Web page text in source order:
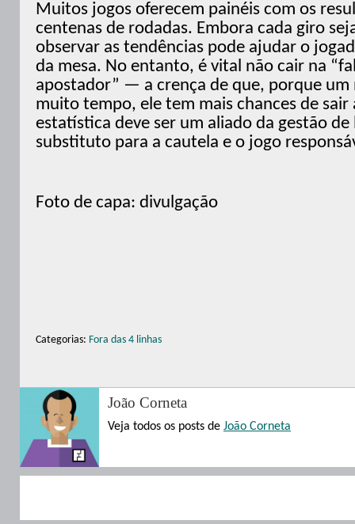
Muitos jogos oferecem painéis com os
centenas de rodadas. Embora cada giro
observar as tendências pode ajudar o
da mesa. No entanto, é vital não cair na
apostador” — a crença de que, porque um
muito tempo, ele tem mais chances de sair
estatística deve ser um aliado da gestão de
substituto para a cautela e o jogo
Foto de capa: divulgação
Categorias: Fora das 4 linhas
João Corneta
Veja todos os posts de João Corneta